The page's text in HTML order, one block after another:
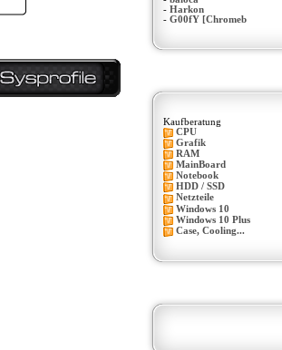
- Harkon
- G00fY [Chromeb
Kaufberatung
CPU
Grafik
RAM
MainBoard
Notebook
HDD / SSD
Netzteile
Windows 10
Windows 10 Plus
Case, Cooling...